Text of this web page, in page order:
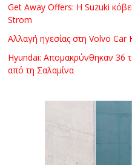
Get Away Offers: Η Suzuki
Strom
Αλλαγή ηγεσίας στη Volvo
Hyundai: Απομακρύνθηκαν 36
από τη Σαλαμίνα